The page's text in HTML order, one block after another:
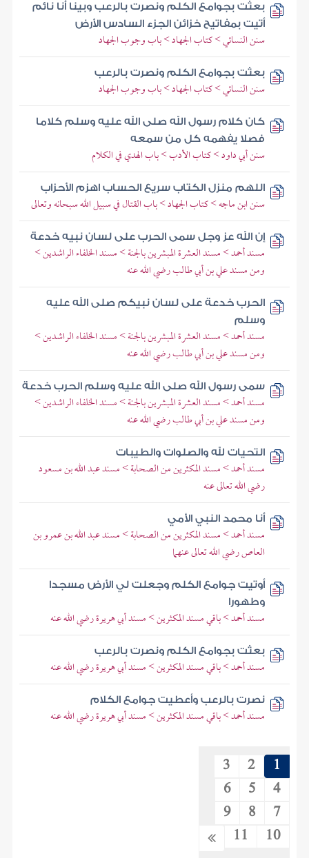
بعثت بجوامع الكلم ونصرت بالرعب وبينا أنا نائم
أتيت بمفاتيح خزائن الجزء السادس الأرض
سنن النسائي > كتاب الجهاد > باب وجوب الجهاد
بعثت بجوامع الكلم ونصرت بالرعب
سنن النسائي > كتاب الجهاد > باب وجوب الجهاد
كان كلام رسول الله صلى الله عليه وسلم كلاما
فصلا يفهمه كل من سمعه
سنن أبي داود > كتاب الأدب > باب الهدي في الكلام
اللهم منزل الكتاب سريع الحساب اهزم الأحزاب
سنن ابن ماجه > كتاب الجهاد > باب القتال في سبيل الله سبحانه وتعالى
إن الله عز وجل سمى الحرب على لسان نبيه خدعة
مسند أحمد > مسند العشرة المبشرين بالجنة > مسند الخلفاء الراشدين >
ومن مسند علي بن أبي طالب رضي الله عنه
الحرب خدعة على لسان نبيكم صلى الله عليه
وسلم
مسند أحمد > مسند العشرة المبشرين بالجنة > مسند الخلفاء الراشدين >
ومن مسند علي بن أبي طالب رضي الله عنه
سمى رسول الله صلى الله عليه وسلم الحرب خدعة
مسند أحمد > مسند العشرة المبشرين بالجنة > مسند الخلفاء الراشدين >
ومن مسند علي بن أبي طالب رضي الله عنه
التحيات لله والصلوات والطيبات
مسند أحمد > مسند المكثرين من الصحابة > مسند عبد الله بن مسعود
رضي الله تعالى عنه
أنا محمد النبي الأمي
مسند أحمد > مسند المكثرين من الصحابة > مسند عبد الله بن عمرو بن
العاص رضي الله تعالى عنهما
أوتيت جوامع الكلم وجعلت لي الأرض مسجدا
وطهورا
مسند أحمد > باقي مسند المكثرين > مسند أبي هريرة رضي الله عنه
بعثت بجوامع الكلم ونصرت بالرعب
مسند أحمد > باقي مسند المكثرين > مسند أبي هريرة رضي الله عنه
نصرت بالرعب وأعطيت جوامع الكلام
مسند أحمد > باقي مسند المكثرين > مسند أبي هريرة رضي الله عنه
1
2
3
4
5
6
7
8
9
10
11